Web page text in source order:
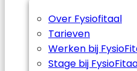
Over Fysiofitaal
Tarieven
Werken bij
Stage bij